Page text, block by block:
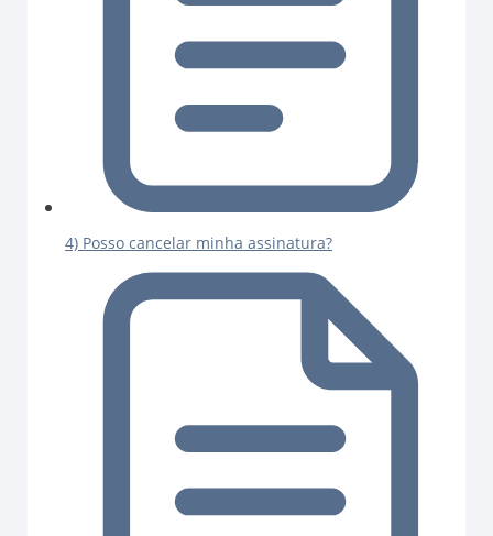
4) Posso cancelar minha assinatura?